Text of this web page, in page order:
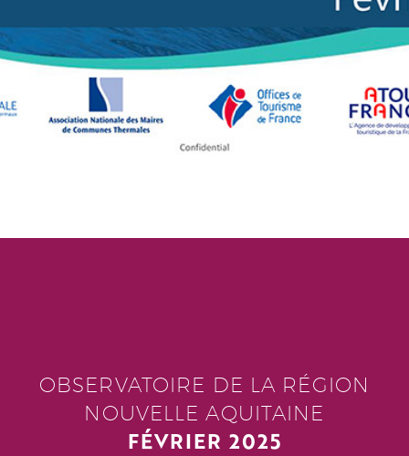
OBSERVATOIRE DE LA RÉGION
NOUVELLE AQUITAINE
FÉVRIER 2025